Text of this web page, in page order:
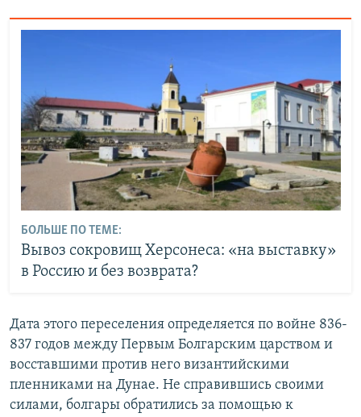
БОЛЬШЕ ПО ТЕМЕ:
Вывоз сокровищ Херсонеса: «на выставку»
в Россию и без возврата?
Дата этого переселения определяется по войне 836-
837 годов между Первым Болгарским царством и
восставшими против него византийскими
пленниками на Дунае. Не справившись своими
силами, болгары обратились за помощью к